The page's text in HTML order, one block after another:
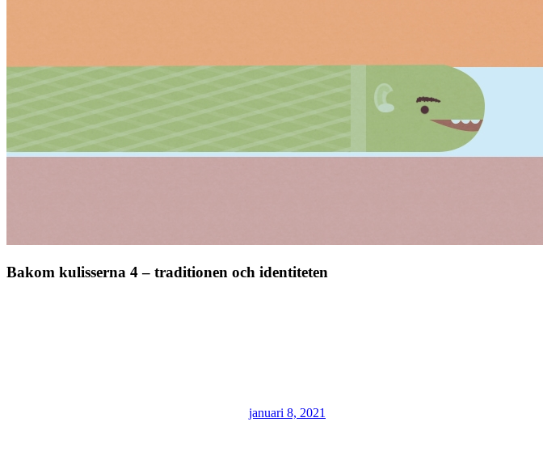
Bakom kulisserna 4 – traditionen och identiteten
januari 8, 2021